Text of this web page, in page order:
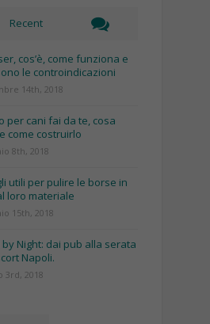
Recent
cos’è, come funziona e
le controindicazioni
14th, 2018
per cani fai da te, cosa
come costruirlo
8th, 2018
utili per pulire le borse in
loro materiale
15th, 2018
by Night: dai pub alla serata
Napoli.
3rd, 2018